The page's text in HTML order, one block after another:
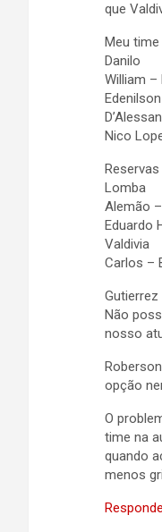
que
Meu time
Danilo
William
Nico
Reservas
Lomba
Alemão
Eduardo
Valdivia
Carlos –
Não
nosso
opção
O
time na
quando
menos